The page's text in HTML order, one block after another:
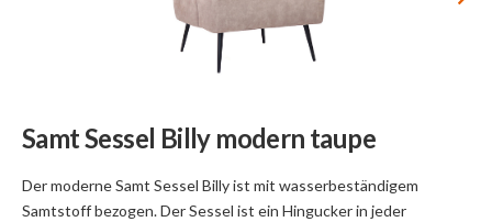
Samt Sessel Billy modern taupe
Der moderne Samt Sessel Billy ist mit wasserbeständigem
Samtstoff bezogen. Der Sessel ist ein Hingucker in jeder